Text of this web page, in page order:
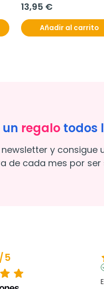
13,95 €
Añadir al carrito
regalo todos
y consigue
de cada mes por
/5